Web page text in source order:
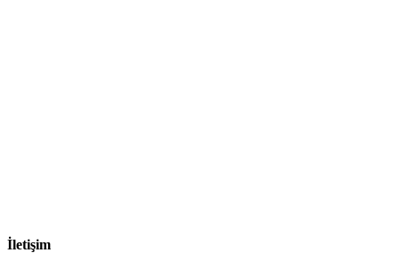
İletişim